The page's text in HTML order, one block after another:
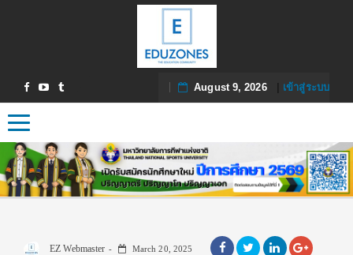
August 9, 2026| เข้าสู่ระบบ
Toggle navigation
EZ Webmaster March 20, 2025